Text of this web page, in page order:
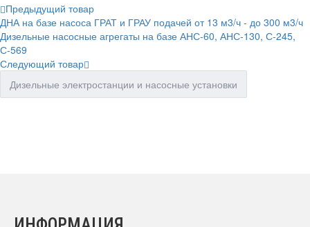
Предыдущий товар
ДНА на базе насоса ГРАТ и ГРАУ подачей от 13 м3/ч - до 300 м3/ч
Дизельные насосные агрегаты на базе АНС-60, АНС-130, С-245,
С-569
Следующий товар
Дизельные электростанции и насосные установки